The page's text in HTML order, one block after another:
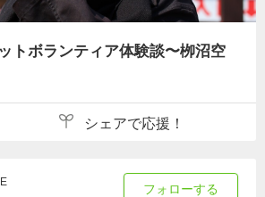
トボランティア体験談〜栁沼空
シェアで応援！
フォローする